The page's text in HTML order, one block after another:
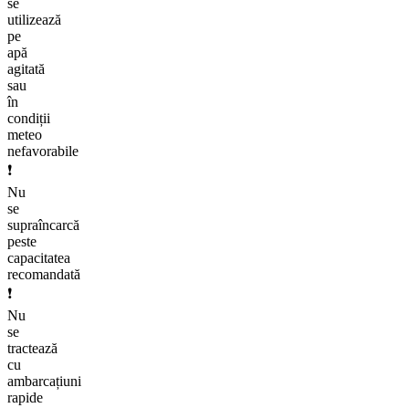
utilizează
pe
apă
agitată
sau
în
condiții
meteo
nefavorabile
❗
Nu
se
supraîncarcă
peste
capacitatea
recomandată
❗
Nu
se
tractează
cu
ambarcațiuni
rapide